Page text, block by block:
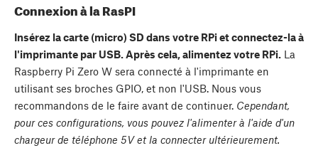
Connexion à la RasPI
Insérez la carte (micro) SD dans votre RPi et connectez-la à
l'imprimante par USB. Après cela, alimentez votre RPi. La
Raspberry Pi Zero W sera connecté à l'imprimante en
utilisant ses broches GPIO, et non l'USB. Nous vous
recommandons de le faire avant de continuer. Cependant,
pour ces configurations, vous pouvez l'alimenter à l'aide d'un
chargeur de téléphone 5V et la connecter ultérieurement.